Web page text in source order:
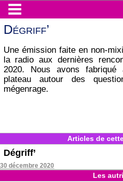
Dégriff’
Une émission faite en non-
la radio aux dernières
2020. Nous avons
plateau autour des
mégenrage.
Articles de
Dégriff’
30 décembre 2020
Les